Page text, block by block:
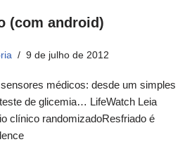
(com android)
9 de julho de 2012
médicos: desde um simples
de glicemia… LifeWatch Leia
clínico randomizadoResfriado é